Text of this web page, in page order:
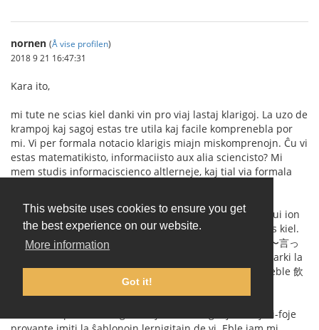
This website uses cookies to ensure you get
the best experience on our website.
More information
Got it!
nornen (Å vise profilen)
2018 9 21 16:47:31
Kara ito,
mi tute ne scias kiel danki vin pro viaj lastaj klarigoj. La uzo de
krampoj kaj sagoj estas tre utila kaj facile komprenebla por
mi. Vi per formala notacio klarigis miajn miskomprenojn. Ĉu vi
estas matematikisto, informaciisto aux alia sciencisto? Mi
mem studis informaciscienco altlerneje, kaj tial via formala
Mi jam vidis mian eraron (bildo 1 ). Mi fakte celis konstrui ion
similan al (I) (たり〜たりする) (bildo 2), tamen mi ne sciis kiel.
Mi ankaŭ komprenas la eblan dusencecon de (H) (飲み〜言っ
), tamen eble parolante oni povas marki la
intencitan signifcon per paŭzado aŭ intonacio, ĉu? Ĉu eble 飲
み言ってーー忘れた kontraŭ 飲みーー言って忘れた?
Mi denove provos vortigi frazojn kun kunigitaj verboj, ĉi-foje